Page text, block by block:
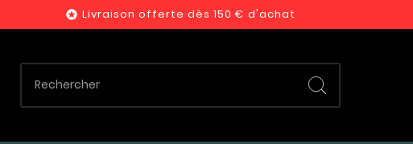
 Livraison offerte dès 150 € d'achat